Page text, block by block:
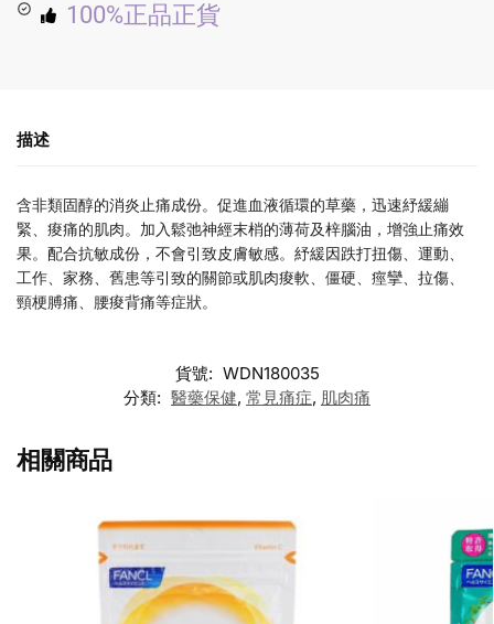
100%正品正貨
描述
含非類固醇的消炎止痛成份。促進血液循環的草藥，迅速紓緩繃
緊、痠痛的肌肉。加入鬆弛神經末梢的薄荷及梓腦油，增強止痛效
果。配合抗敏成份，不會引致皮膚敏感。紓緩因跌打扭傷、運動、
工作、家務、舊患等引致的關節或肌肉痠軟、僵硬、痙攣、拉傷、
頸梗膊痛、腰痠背痛等症狀。
貨號: WDN180035
分類: 醫藥保健, 常見痛症, 肌肉痛
相關商品